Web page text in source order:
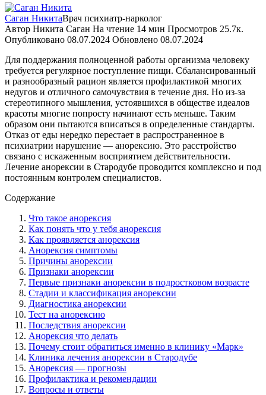
Саган НикитаВрач психиатр-нарколог
Автор Никита Саган На чтение 14 мин Просмотров 25.7к.
Опубликовано 08.07.2024 Обновлено 08.07.2024
Для поддержания полноценной работы организма человеку
требуется регулярное поступление пищи. Сбалансированный
и разнообразный рацион является профилактикой многих
недугов и отличного самочувствия в течение дня. Но из-за
стереотипного мышления, устоявшихся в обществе идеалов
красоты многие попросту начинают есть меньше. Таким
образом они пытаются вписаться в определенные стандарты.
Отказ от еды нередко перестает в распространенное в
психиатрии нарушение — анорексию. Это расстройство
связано с искаженным восприятием действительности.
Лечение анорексии в Стародубе проводится комплексно и под
постоянным контролем специалистов.
Содержание
Что такое анорексия
Как понять что у тебя анорексия
Как проявляется анорексия
Анорексия симптомы
Причины анорексии
Признаки анорексии
Первые признаки анорексии в подростковом возрасте
Стадии и классификация анорексии
Диагностика анорексии
Тест на анорексию
Последствия анорексии
Анорексия что делать
Почему стоит обратиться именно в клинику «Марк»
Клиника лечения анорексии в Стародубе
Анорексия — прогнозы
Профилактика и рекомендации
Вопросы и ответы